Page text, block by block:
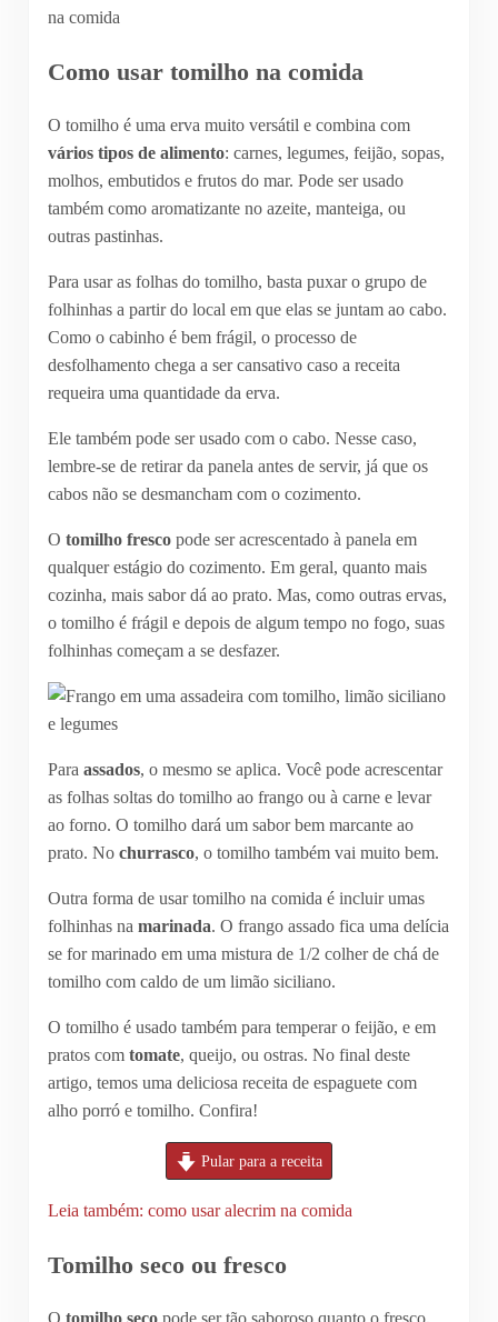
Como usar tomilho na comida
O tomilho é uma erva muito versátil e combina com
vários tipos de alimento: carnes, legumes, feijão, sopas,
molhos, embutidos e frutos do mar. Pode ser usado
também como aromatizante no azeite, manteiga, ou
outras pastinhas.
Para usar as folhas do tomilho, basta puxar o grupo de
folhinhas a partir do local em que elas se juntam ao cabo.
Como o cabinho é bem frágil, o processo de
desfolhamento chega a ser cansativo caso a receita
requeira uma quantidade da erva.
Ele também pode ser usado com o cabo. Nesse caso,
lembre-se de retirar da panela antes de servir, já que os
cabos não se desmancham com o cozimento.
O tomilho frescopode ser acrescentado à panela em
qualquer estágio do cozimento. Em geral, quanto mais
cozinha, mais sabor dá ao prato. Mas, como outras ervas,
o tomilho é frágil e depois de algum tempo no fogo, suas
folhinhas começam a se desfazer.
Para assados, o mesmo se aplica. Você pode acrescentar
as folhas soltas do tomilho ao frango ou à carne e levar
ao forno. O tomilho dará um sabor bem marcante ao
prato. No churrasco, o tomilho também vai muito bem.
Outra forma de usar tomilho na comida é incluir umas
folhinhas na marinada. O frango assado fica uma delícia
se for marinado em uma mistura de 1/2 colher de chá de
tomilho com caldo de um limão siciliano.
O tomilho é usado também para temperar o feijão, e em
pratos com tomate, queijo, ou ostras. No final deste
artigo, temos uma deliciosa receita de espaguete com
alho porró e tomilho. Confira!
Pular para a receita
Leia também: como usar alecrim na comida
Tomilho seco ou fresco